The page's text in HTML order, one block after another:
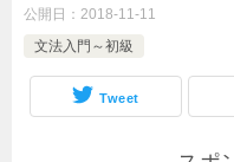
公開日： 2018-11-11
文法入門～初級
Tweet